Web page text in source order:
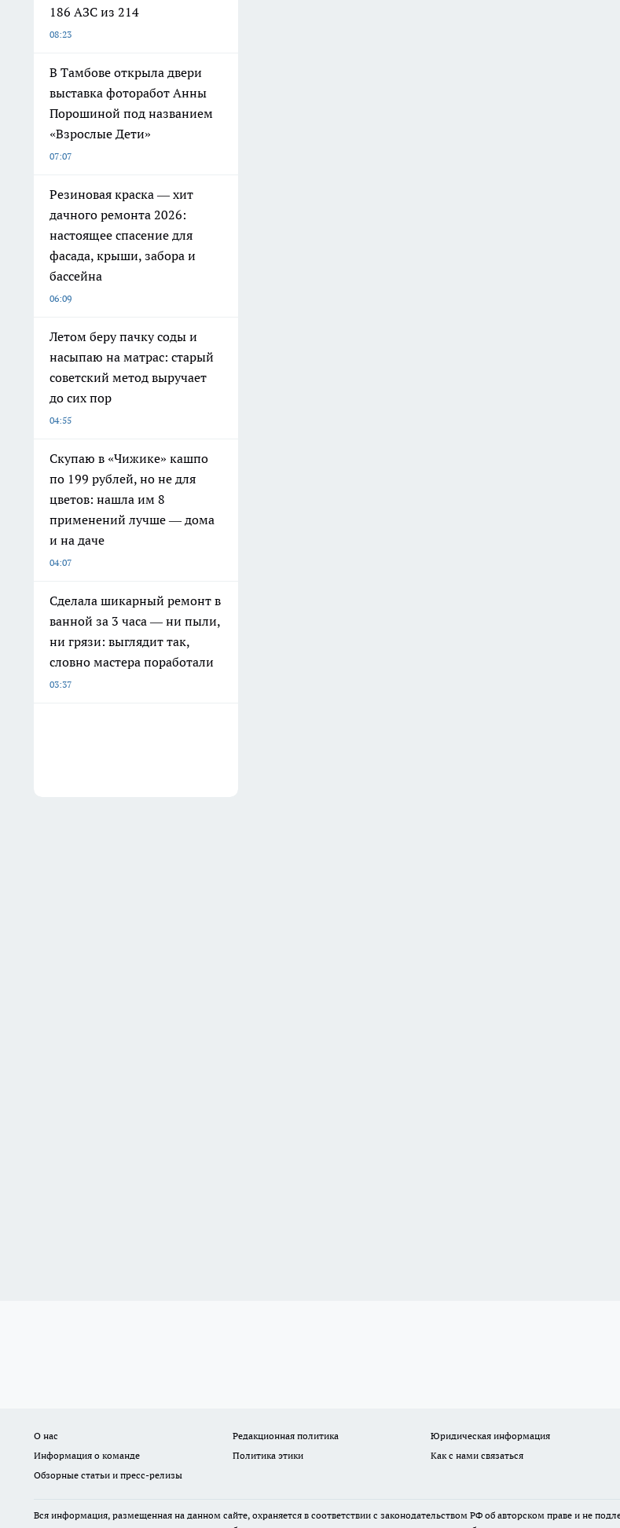
186 АЗС из 214
08:23
В Тамбове открыла двери
выставка фоторабот Анны
Порошиной под названием
«Взрослые Дети»
07:07
Резиновая краска — хит
дачного ремонта 2026:
настоящее спасение для
фасада, крыши, забора и
бассейна
06:09
Летом беру пачку соды и
насыпаю на матрас: старый
советский метод выручает
до сих пор
04:55
Скупаю в «Чижике» кашпо
по 199 рублей, но не для
цветов: нашла им 8
применений лучше — дома
и на даче
04:07
Сделала шикарный ремонт в
ванной за 3 часа — ни пыли,
ни грязи: выглядит так,
словно мастера поработали
03:37
О нас Редакционная политика
Юридическая информация
Информация о команде
Политика этики
Как с нами связаться
Обзорные статьи и пресс-релизы
Вся информация, размещенная на данном сайте, охраняется в соответствии с законодательством РФ об авторском праве и не